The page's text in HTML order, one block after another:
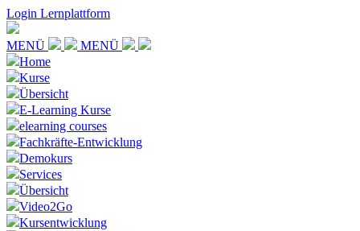
Login Lernplattform
MENÜ
MENÜ
Home
Kurse
Übersicht
E-Learning Kurse
elearning courses
Fachkräfte-Entwicklung
Demokurs
Services
Übersicht
Video2Go
Kursentwicklung